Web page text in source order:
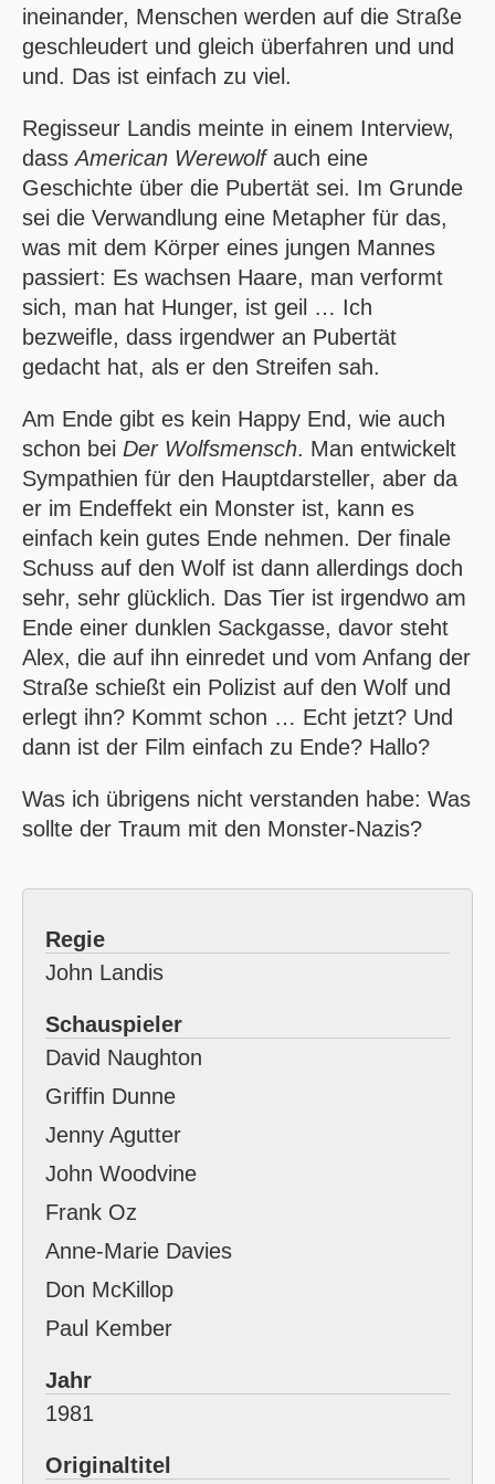
ineinander, Menschen werden auf die Straße
geschleudert und gleich überfahren und und
und. Das ist einfach zu viel.
Regisseur Landis meinte in einem Interview,
dassAmerican Werewolfauch eine
Geschichte über die Pubertät sei. Im Grunde
sei die Verwandlung eine Metapher für das,
was mit dem Körper eines jungen Mannes
passiert: Es wachsen Haare, man verformt
sich, man hat Hunger, ist geil … Ich
bezweifle, dass irgendwer an Pubertät
gedacht hat, als er den Streifen sah.
Am Ende gibt es kein Happy End, wie auch
schon bei Der Wolfsmensch. Man entwickelt
Sympathien für den Hauptdarsteller, aber da
er im Endeffekt ein Monster ist, kann es
einfach kein gutes Ende nehmen. Der finale
Schuss auf den Wolf ist dann allerdings doch
sehr, sehr glücklich. Das Tier ist irgendwo am
Ende einer dunklen Sackgasse, davor steht
Alex, die auf ihn einredet und vom Anfang der
Straße schießt ein Polizist auf den Wolf und
erlegt ihn? Kommt schon … Echt jetzt? Und
dann ist der Film einfach zu Ende? Hallo?
Was ich übrigens nicht verstanden habe: Was
sollte der Traum mit den Monster-Nazis?
Regie
John Landis
Schauspieler
David Naughton
Griffin Dunne
Jenny Agutter
John Woodvine
Frank Oz
Anne-Marie Davies
Don McKillop
Paul Kember
Jahr
1981
Originaltitel